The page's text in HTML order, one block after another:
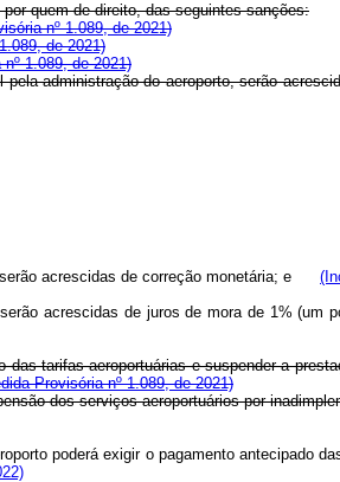
quem de direito, das seguintes sanções:
nº 1.089, de 2021)
de 2021)
1.089, de 2021)
administração do aeroporto, serão
serão acrescidas de correção monetária; e
acrescidas de juros de mora de 1% (um
tarifas aeroportuárias e suspender a
Provisória nº 1.089, de 2021)
dos serviços aeroportuários por
poderá exigir o pagamento antecipado